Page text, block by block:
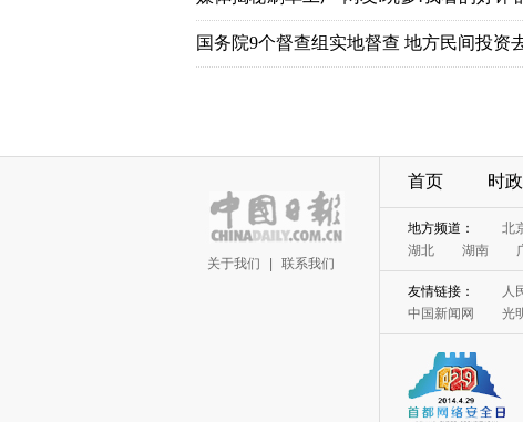
关于我们 联系我们
首页 时政